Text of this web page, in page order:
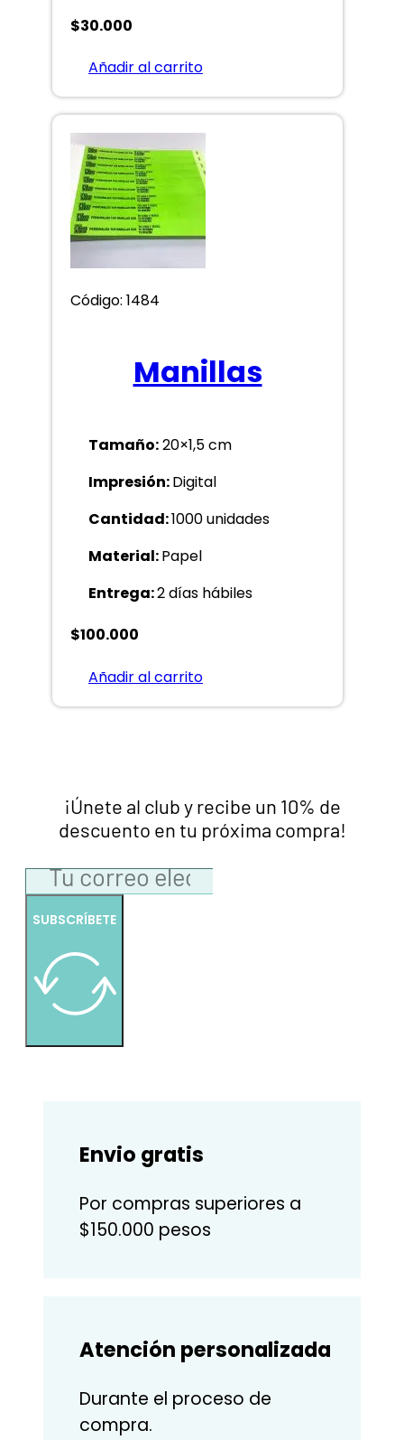
$30.000
Añadir al carrito
Código: 1484
Manillas
Tamaño:20×1,5 cm
Impresión:Digital
Cantidad:1000 unidades
Material:Papel
Entrega:2 días hábiles
$100.000
Añadir al carrito
¡Únete al club y recibe un 10% de
descuento en tu próxima compra!
SUBSCRÍBETE
Envio gratis
Por compras superiores a
$150.000 pesos
Atención personalizada
Durante el proceso de
compra.